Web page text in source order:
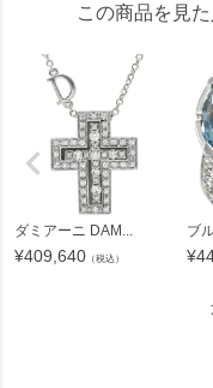
この商品を見
ダミアーニ DAM...
¥409,640 （税込）
ブ
¥